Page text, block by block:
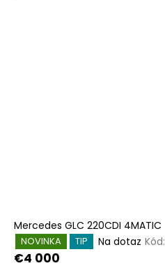
Mercedes GLC 220CDI 4MATIC
NOVINKA TIP Na dotaz Kód:
€4 000